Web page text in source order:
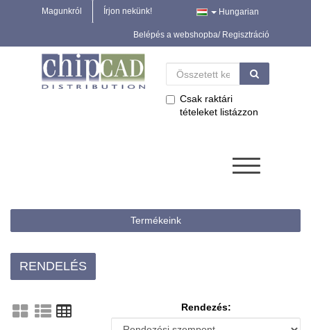
Magunkról Írjon nekünk! Hungarian
Belépés a webshopba/ Regisztráció
Csak raktári
tételeket listázzon
Termékeink
RENDELÉS
Rendezés: